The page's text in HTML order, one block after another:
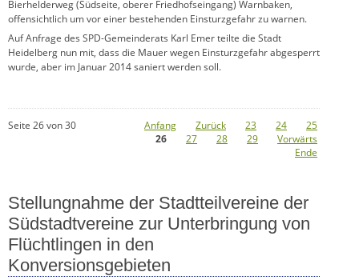
Bierhelderweg (Südseite, oberer Friedhofseingang) Warnbaken,
offensichtlich um vor einer bestehenden Einsturzgefahr zu warnen.
Auf Anfrage des SPD-Gemeinderats Karl Emer teilte die Stadt
Heidelberg nun mit, dass die Mauer wegen Einsturzgefahr abgesperrt
wurde, aber im Januar 2014 saniert werden soll.
Seite 26 von 30 Anfang Zurück 23 24
25
26
27 28 29
Vorwärts
Ende
Stellungnahme der Stadtteilvereine der
Südstadtvereine zur Unterbringung von
Flüchtlingen in den
Konversionsgebieten